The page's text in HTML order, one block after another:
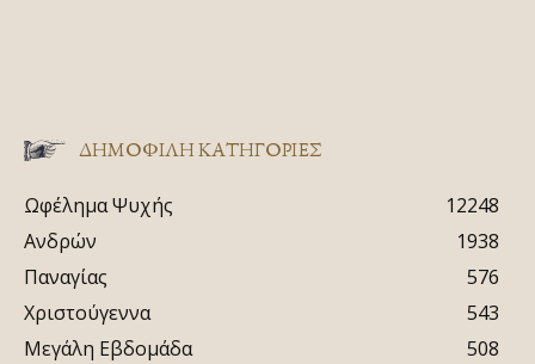
ΔΗΜΟΦΙΛΗ ΚΑΤΗΓΟΡΙΕΣ
Ωφέλημα Ψυχής
12248
Ανδρών
1938
Παναγίας
576
Χριστούγεννα
543
Μεγάλη Εβδομάδα
508